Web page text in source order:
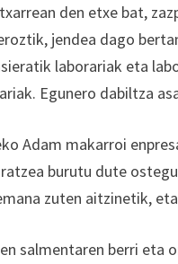
den etxe bat,
jendea dago
laborariak eta
Egunero dabiltza
Adam makarroi
burutu dute
zuten aitzinetik,
salmentaren berri